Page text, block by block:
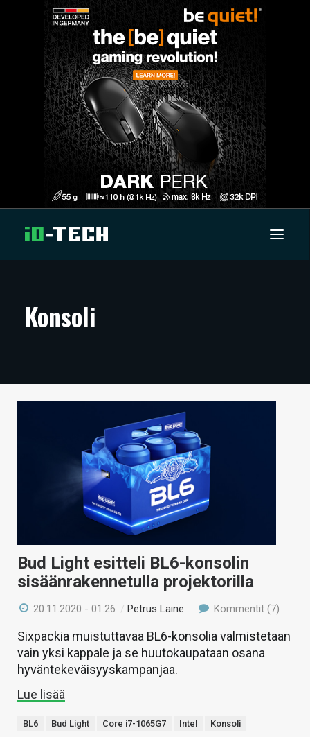
ARTIKKELIT
TECHBBS
HAKU
Konsoli
Bud Light esitteli BL6-konsolin
sisäänrakennetulla projektorilla
20.11.2020 - 01:26 /Petrus Laine Kommentit (7)
Sixpackia muistuttavaa BL6-konsolia valmistetaan
vain yksi kappale ja se huutokaupataan osana
hyväntekeväisyyskampanjaa.
Lue lisää
BL6 Bud Light Core i7-1065G7 Intel Konsoli